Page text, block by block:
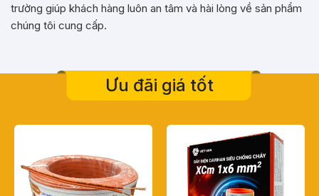
trường giúp khách hàng luôn an tâm và hài lòng về sản phẩm
chúng tôi cung cấp.
Ưu đãi giá tốt